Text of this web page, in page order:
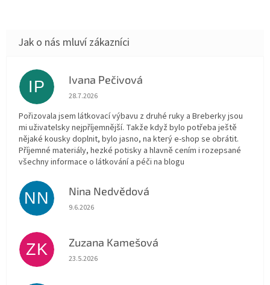
IP Ivana Pečivová
Hodnocení obchodu je 5 z 5 hvězdiček.
28.7.2026
Pořizovala jsem látkovací výbavu z druhé ruky a Breberky jsou
mi uživatelsky nejpříjemnější. Takže když bylo potřeba ještě
nějaké kousky doplnit, bylo jasno, na který e-shop se obrátit.
Příjemné materiály, hezké potisky a hlavně cením i rozepsané
všechny informace o látkování a péči na blogu
NN Nina Nedvědová
Hodnocení obchodu je 5 z 5 hvězdiček.
9.6.2026
ZK Zuzana Kamešová
Hodnocení obchodu je 5 z 5 hvězdiček.
23.5.2026